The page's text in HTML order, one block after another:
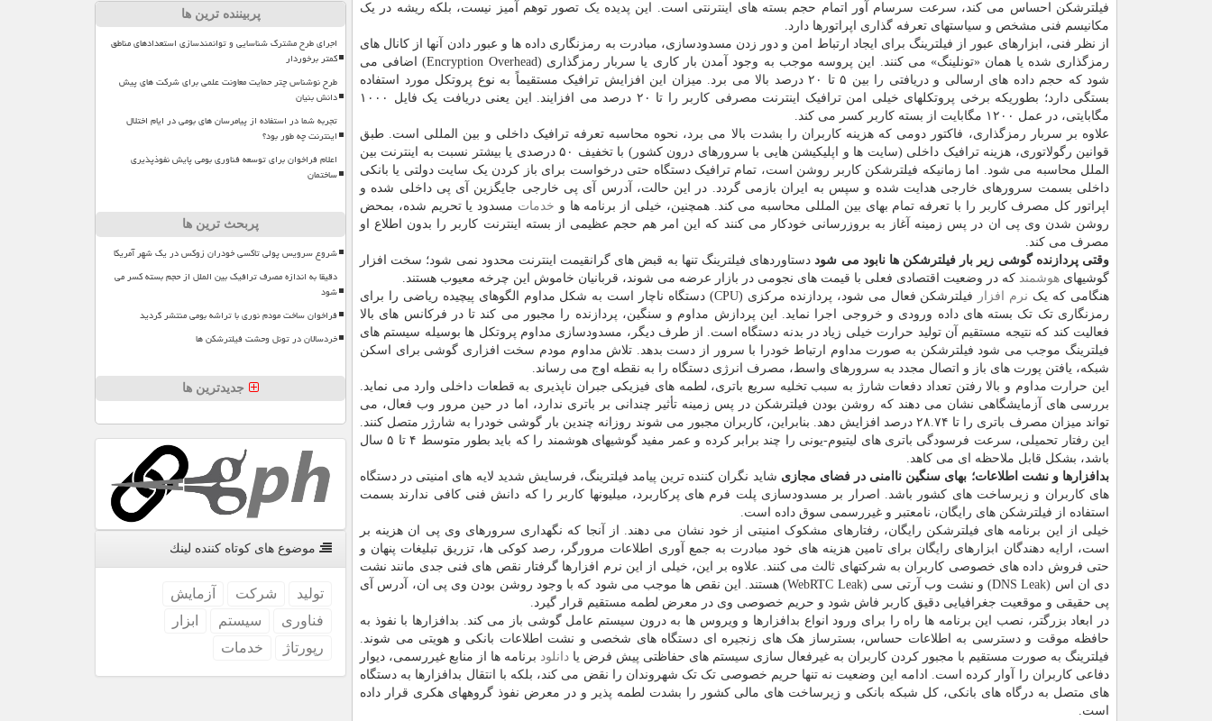
فیلترشکن احساس می کند، سرعت سرسام آور اتمام حجم بسته های اینترنتی است. این پدیده یک تصور توهم آمیز نیست، بلکه ریشه در یک
مکانیسم فنی مشخص و سیاستهای تعرفه گذاری اپراتورها دارد.
از نظر فنی، ابزارهای عبور از فیلترینگ برای ایجاد ارتباط امن و دور زدن مسدودسازی، مبادرت به رمزنگاری داده ها و عبور دادن آنها از کانال های
رمزگذاری شده یا همان «تونلینگ» می کنند. این پروسه موجب به وجود آمدن بار کاری یا سربار رمزگذاری (Encryption Overhead) اضافی می
شود که حجم داده های ارسالی و دریافتی را بین ۵ تا ۲۰ درصد بالا می برد. میزان این افزایش ترافیک مستقیماً به نوع پروتکل مورد استفاده
بستگی دارد؛ بطوریکه برخی پروتکلهای خیلی امن ترافیک اینترنت مصرفی کاربر را تا ۲۰ درصد می افزایند. این یعنی دریافت یک فایل ۱۰۰۰
مگابایتی، در عمل ۱۲۰۰ مگابایت از بسته کاربر کسر می کند.
علاوه بر سربار رمزگذاری، فاکتور دومی که هزینه کاربران را بشدت بالا می برد، نحوه محاسبه تعرفه ترافیک داخلی و بین المللی است. طبق
قوانین رگولاتوری، هزینه ترافیک داخلی (سایت ها و اپلیکیشن هایی با سرورهای درون کشور) با تخفیف ۵۰ درصدی یا بیشتر نسبت به اینترنت بین
الملل محاسبه می شود. اما زمانیکه فیلترشکن کاربر روشن است، تمام ترافیک دستگاه حتی درخواست برای باز کردن یک سایت دولتی یا بانکی
داخلی بسمت سرورهای خارجی هدایت شده و سپس به ایران بازمی گردد. در این حالت، آدرس آی پی خارجی جایگزین آی پی داخلی شده و
اپراتور کل مصرف کاربر را با تعرفه تمام بهای بین المللی محاسبه می کند. همچنین، خیلی از برنامه ها و خدمات مسدود یا تحریم شده، بمحض
روشن شدن وی پی ان در پس زمینه آغاز به بروزرسانی خودکار می کنند که این امر هم حجم عظیمی از بسته اینترنت کاربر را بدون اطلاع او
مصرف می کند.
وقتی پردازنده گوشی زیر بار فیلترشکن ها نابود می شوددستاوردهای فیلترینگ تنها به قبض های گرانقیمت اینترنت محدود نمی شود؛ سخت افزار
گوشیهای هوشمند که در وضعیت اقتصادی فعلی با قیمت های نجومی در بازار عرضه می شوند، قربانیان خاموش این چرخه معیوب هستند.
هنگامی که یک نرم افزار
فیلترشکن فعال می شود، پردازنده مرکزی (CPU) دستگاه ناچار است به شکل مداوم الگوهای پیچیده ریاضی را برای
رمزنگاری تک تک بسته های داده ورودی و خروجی اجرا نماید. این پردازش مداوم و سنگین، پردازنده را مجبور می کند تا در فرکانس های بالا
فعالیت کند که نتیجه مستقیم آن تولید حرارت خیلی زیاد در بدنه دستگاه است. از طرف دیگر، مسدودسازی مداوم پروتکل ها بوسیله سیستم های
فیلترینگ موجب می شود فیلترشکن به صورت مداوم ارتباط خودرا با سرور از دست بدهد. تلاش مداوم مودم سخت افزاری گوشی برای اسکن
شبکه، یافتن پورت های باز و اتصال مجدد به سرورهای واسط، مصرف انرژی دستگاه را به نقطه اوج می رساند.
این حرارت مداوم و بالا رفتن تعداد دفعات شارژ به سبب تخلیه سریع باتری، لطمه های فیزیکی جبران ناپذیری به قطعات داخلی وارد می نماید.
بررسی های آزمایشگاهی نشان می دهند که روشن بودن فیلترشکن در پس زمینه تأثیر چندانی بر باتری ندارد، اما در حین مرور وب فعال، می
تواند میزان مصرف باتری را تا ۲۸.۷۴ درصد افزایش دهد. بنابراین، کاربران مجبور می شوند روزانه چندین بار گوشی خودرا به شارژر متصل کنند.
این رفتار تحمیلی، سرعت فرسودگی باتری های لیتیوم-یونی را چند برابر کرده و عمر مفید گوشیهای هوشمند را که باید بطور متوسط ۴ تا ۵ سال
باشد، بشکل قابل ملاحظه ای می کاهد.
بدافزارها و نشت اطلاعات؛ بهای سنگین ناامنی در فضای مجازی شاید نگران کننده ترین پیامد فیلترینگ، فرسایش شدید لایه های امنیتی در دستگاه
های کاربران و زیرساخت های کشور باشد. اصرار بر مسدودسازی پلت فرم های پرکاربرد، میلیونها کاربر را که دانش فنی کافی ندارند بسمت
استفاده از فیلترشکن های رایگان، نامعتبر و غیررسمی سوق داده است.
خیلی از این برنامه های فیلترشکن رایگان، رفتارهای مشکوک امنیتی از خود نشان می دهند. از آنجا که نگهداری سرورهای وی پی ان هزینه بر
است، ارایه دهندگان ابزارهای رایگان برای تامین هزینه های خود مبادرت به جمع آوری اطلاعات مرورگر، رصد کوکی ها، تزریق تبلیغات پنهان و
حتی فروش داده های خصوصی کاربران به شرکتهای ثالث می کنند. علاوه بر این، خیلی از این نرم افزارها گرفتار نقص های فنی جدی مانند نشت
دی ان اس (DNS Leak) و نشت وب آرتی سی (WebRTC Leak) هستند. این نقص ها موجب می شود که با وجود روشن بودن وی پی ان، آدرس آی
پی حقیقی و موقعیت جغرافیایی دقیق کاربر فاش شود و حریم خصوصی وی در معرض لطمه مستقیم قرار گیرد.
در ابعاد بزرگتر، نصب این برنامه ها راه را برای ورود انواع بدافزارها و ویروس ها به درون سیستم عامل گوشی باز می کند. بدافزارها با نفوذ به
حافظه موقت و دسترسی به اطلاعات حساس، بسترساز هک های زنجیره ای دستگاه های شخصی و نشت اطلاعات بانکی و هویتی می شوند.
فیلترینگ به صورت مستقیم با مجبور کردن کاربران به غیرفعال سازی سیستم های حفاظتی پیش فرض یا دانلود برنامه ها از منابع غیررسمی، دیوار
دفاعی کاربران را آوار کرده است. ادامه این وضعیت نه تنها حریم خصوصی تک تک شهروندان را نقض می کند، بلکه با انتقال بدافزارها به دستگاه
های متصل به درگاه های بانکی، کل شبکه بانکی و زیرساخت های مالی کشور را بشدت لطمه پذیر و در معرض نفوذ گروههای هکری قرار داده
است.
پربیننده ترین ها
اجرای طرح مشترک شناسایی و توانمندسازی استعدادهای مناطق
کمتر برخوردار
طرح نوشناس چتر حمایت معاونت علمی برای شرکت های پیش
دانش بنیان
تجربه شما در استفاده از پیامرسان های بومی در ایام اختلال
اینترنت چه طور بود؟
اعلام فراخوان برای توسعه فناوری بومی پایش نفوذپذیری
ساختمان
پربحث ترین ها
شروع سرویس پولی تاکسی خودران زوکس در یک شهر آمریکا
دقیقا به اندازه مصرف ترافیک بین الملل از حجم بسته کسر می
شود
فراخوان ساخت مودم نوری با تراشه بومی منتشر گردید
خردسالان در تونل وحشت فیلترشکن ها
جدیدترین ها
موضوع های كوتاه كننده لینك
تولید شركت
آزمایش
فناوری
سیستم
ابزار
رپورتاژ
خدمات